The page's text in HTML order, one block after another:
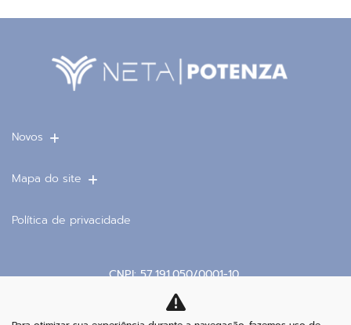
Novos
Mapa do site
Política de privacidade
CNPJ: 57.191.050/0001-10